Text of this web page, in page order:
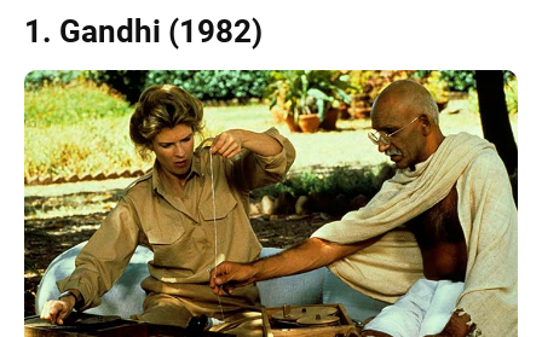
1. Gandhi (1982)